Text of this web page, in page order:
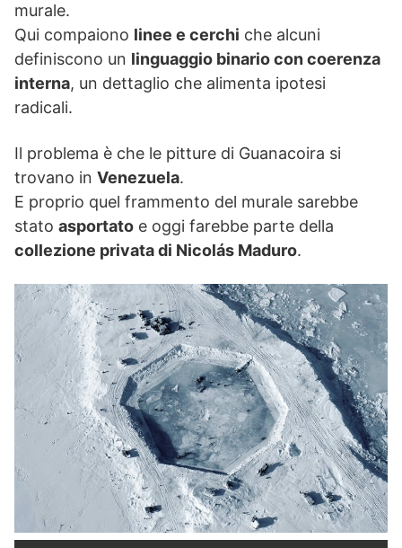
murale.
Qui compaiono linee e cerchi che alcuni
definiscono un linguaggio binario con coerenza
interna, un dettaglio che alimenta ipotesi
radicali.
Il problema è che le pitture di Guanacoira si
trovano in Venezuela.
E proprio quel frammento del murale sarebbe
stato asportato e oggi farebbe parte della
collezione privata di Nicolás Maduro.